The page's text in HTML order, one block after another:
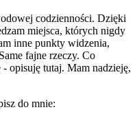
codzienności. Dzięki
miejsca, których nigdy
inne punkty widzenia,
fajne rzeczy. Co
opisuję tutaj. Mam nadzieję,
do mnie: